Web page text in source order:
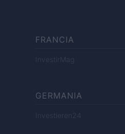
FRANCIA
InvestirMag
GERMANIA
Investieren24